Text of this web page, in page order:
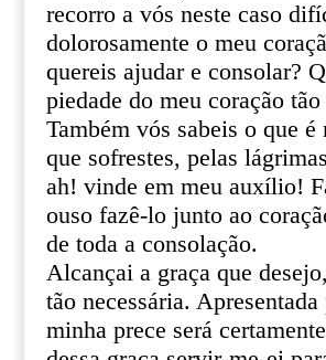
recorro a vós neste caso
dolorosamente o meu
quereis ajudar e consolar?
piedade do meu coração
Também vós sabeis o que
que sofrestes, pelas
ah! vinde em meu auxílio!
ouso fazê-lo junto ao
de toda a consolação.
Alcançai a graça que
tão necessária.
minha prece será